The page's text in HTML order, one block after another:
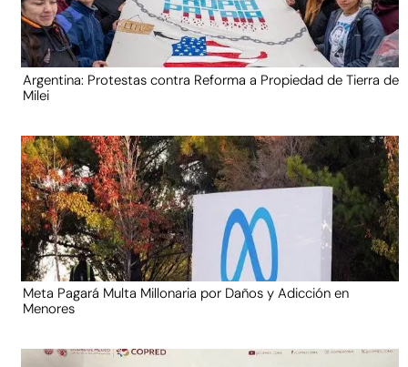
Argentina: Protestas contra Reforma a Propiedad de Tierra de
Milei
Meta Pagará Multa Millonaria por Daños y Adicción en
Menores